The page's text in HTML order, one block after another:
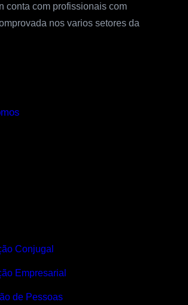
conta com profissionais com
nos varios setores da
Conjugal
Empresarial
de Pessoas